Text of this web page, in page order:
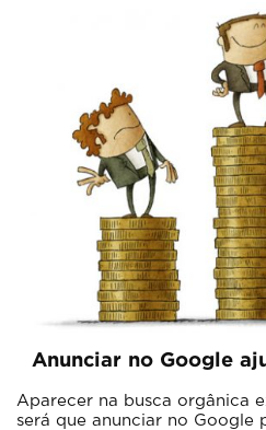
Anunciar no Google
Aparecer na busca orgânica
será que anunciar no Google